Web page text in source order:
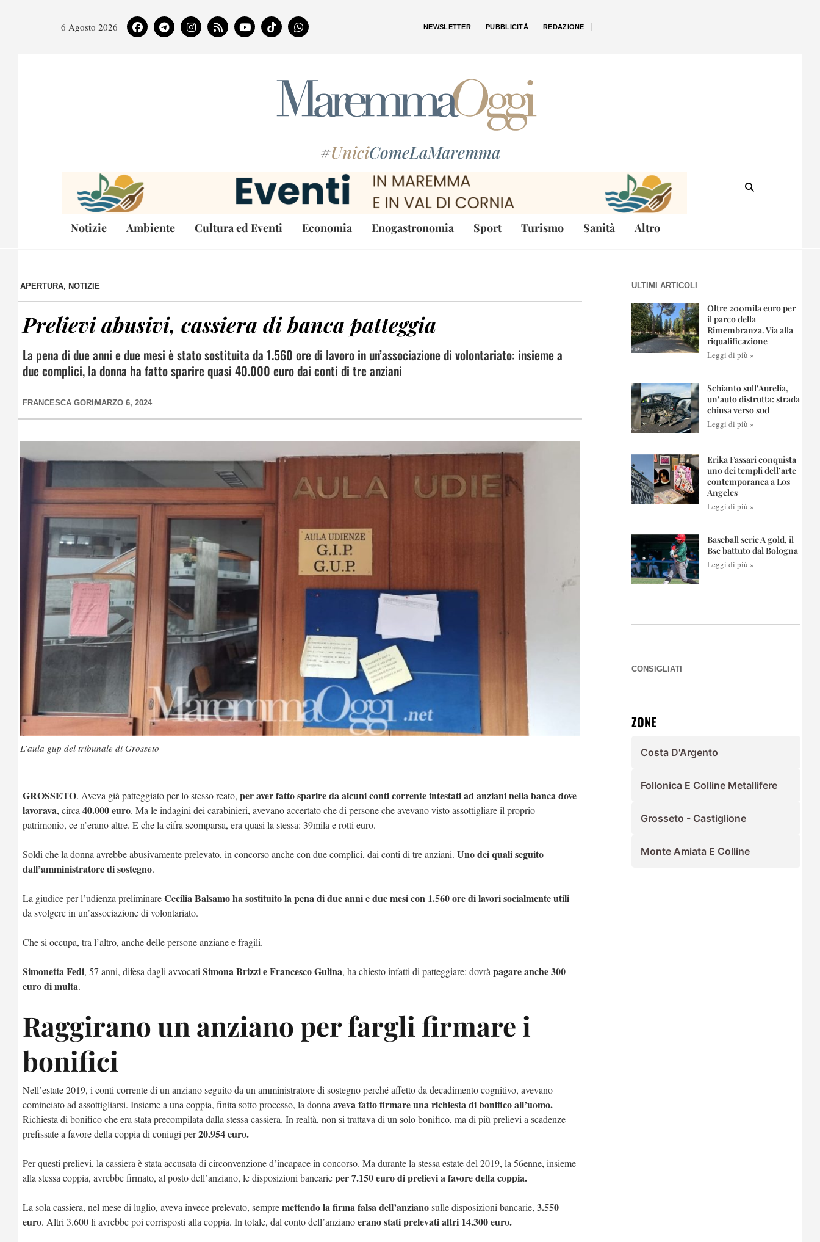
6 Agosto 2026 NEWSLETTER PUBBLICITÀ REDAZIONE
#UniciComeLaMaremma
Notizie Ambiente Cultura ed Eventi Economia Enogastronomia Sport Turismo Sanità Altro
APERTURA, NOTIZIE
Prelievi abusivi, cassiera di banca patteggia
La pena di due anni e due mesi è stato sostituita da 1.560 ore di lavoro in un’associazione di volontariato: insieme a
due complici, la donna ha fatto sparire quasi 40.000 euro dai conti di tre anziani
FRANCESCA GORI MARZO 6, 2024
L’aula gup del tribunale di Grosseto
GROSSETO. Aveva già patteggiato per lo stesso reato, per aver fatto sparire da alcuni conti corrente intestati ad anziani nella banca dove
lavorava, circa 40.000 euro. Ma le indagini dei carabinieri, avevano accertato che di persone che avevano visto assottigliare il proprio
patrimonio, ce n’erano altre. E che la cifra scomparsa, era quasi la stessa: 39mila e rotti euro.
Soldi che la donna avrebbe abusivamente prelevato, in concorso anche con due complici, dai conti di tre anziani. Uno dei quali seguito
dall’amministratore di sostegno.
La giudice per l’udienza preliminareCecilia Balsamoha sostituito la pena di due anni e due mesi con 1.560 ore di lavori socialmente utili
da svolgere in un’associazione di volontariato.
Che si occupa, tra l’altro, anche delle persone anziane e fragili.
Simonetta Fedi, 57 anni, difesa dagli avvocati Simona Brizzi eFrancesco Gulina, ha chiesto infatti di patteggiare: dovrà pagare anche 300
euro di multa.
Raggirano un anziano per fargli firmare i
bonifici
Nell’estate 2019, i conti corrente di un anziano seguito da un amministratore di sostegno perché affetto da decadimento cognitivo, avevano
cominciato ad assottigliarsi. Insieme a una coppia, finita sotto processo, la donna aveva fatto firmare una richiesta di bonifico all’uomo.
Richiesta di bonifico che era stata precompilata dalla stessa cassiera. In realtà, non si trattava di un solo bonifico, ma di più prelievi a scadenze
prefissate a favore della coppia di coniugi per20.954 euro.
Per questi prelievi, la cassiera è stata accusata di circonvenzione d’incapace in concorso. Ma durante la stessa estate del 2019, la 56enne, insieme
alla stessa coppia, avrebbe firmato, al posto dell’anziano, le disposizioni bancarieper 7.150 euro di prelievi a favore della coppia.
La sola cassiera, nel mese di luglio, aveva invece prelevato, sempremettendo la firma falsa dell’anzianosulle disposizioni bancarie, 3.550
euro. Altri 3.600 li avrebbe poi corrisposti alla coppia. In totale, dal conto dell’anzianoerano stati prelevati altri 14.300 euro.
ULTIMI ARTICOLI
Oltre 200mila euro per
il parco della
Rimembranza. Via alla
riqualificazione
Leggi di più »
Schianto sull’Aurelia,
un’auto distrutta: strada
chiusa verso sud
Leggi di più »
Erika Fassari conquista
uno dei templi dell’arte
contemporanea a Los
Angeles
Leggi di più »
Baseball serie A gold, il
Bsc battuto dal Bologna
Leggi di più »
CONSIGLIATI
ZONE
Costa D'Argento
Follonica E Colline Metallifere
Grosseto - Castiglione
Monte Amiata E Colline